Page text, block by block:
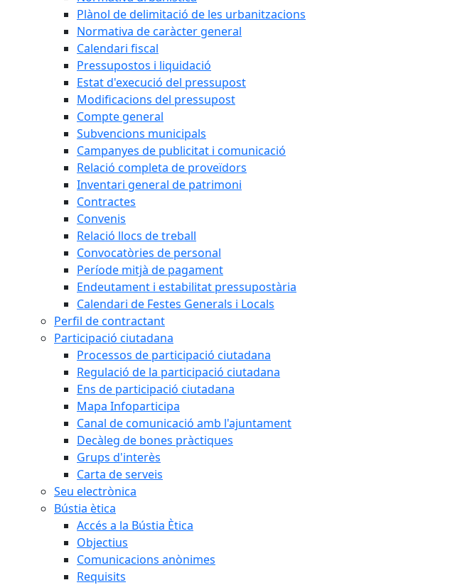
Plànol de delimitació de les urbanitzacions
Normativa de caràcter general
Calendari fiscal
Pressupostos i liquidació
Estat d'execució del pressupost
Modificacions del pressupost
Compte general
Subvencions municipals
Campanyes de publicitat i comunicació
Relació completa de proveïdors
Inventari general de patrimoni
Contractes
Convenis
Relació llocs de treball
Convocatòries de personal
Període mitjà de pagament
Endeutament i estabilitat pressupostària
Calendari de Festes Generals i Locals
Perfil de contractant
Participació ciutadana
Processos de participació ciutadana
Regulació de la participació ciutadana
Ens de participació ciutadana
Mapa Infoparticipa
Canal de comunicació amb l'ajuntament
Decàleg de bones pràctiques
Grups d'interès
Carta de serveis
Seu electrònica
Bústia ètica
Accés a la Bústia Ètica
Objectius
Comunicacions anònimes
Requisits